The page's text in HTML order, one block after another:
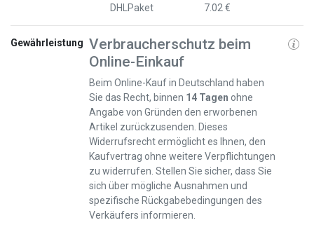
DHLPaket
7.02 €
Gewährleistung Verbraucherschutz beim
Online-Einkauf
Beim Online-Kauf in Deutschland haben
Sie das Recht, binnen 14 Tagen ohne
Angabe von Gründen den erworbenen
Artikel zurückzusenden. Dieses
Widerrufsrecht ermöglicht es Ihnen, den
Kaufvertrag ohne weitere Verpflichtungen
zu widerrufen. Stellen Sie sicher, dass Sie
sich über mögliche Ausnahmen und
spezifische Rückgabebedingungen des
Verkäufers informieren.